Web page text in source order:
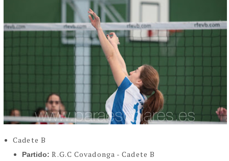
Cadete B
Partido: R.G.C Covadonga - Cadete B